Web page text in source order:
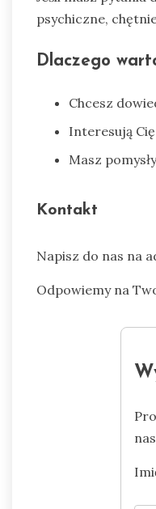
psychiczne,
Dlaczego
Chcesz
Interesują
Masz
Kontakt
Napisz do nas na
Odpowiemy na